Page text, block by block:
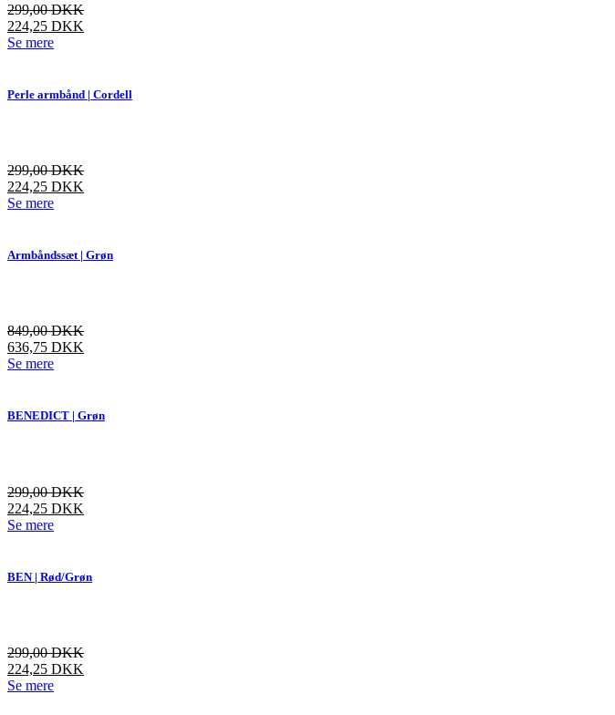
299,00DKK
224,25 DKK
Se mereDette
flere
på
varesiden
Perle armbånd | Cordell
299,00DKK
224,25 DKK
Se mereDette
flere
på
varesiden
Armbåndssæt | Grøn
849,00DKK
636,75 DKK
Se mereDette
flere
på
varesiden
BENEDICT | Grøn
299,00DKK
224,25 DKK
Se mereDette
flere
på
varesiden
BEN | Rød/Grøn
299,00DKK
224,25 DKK
Se mereDette